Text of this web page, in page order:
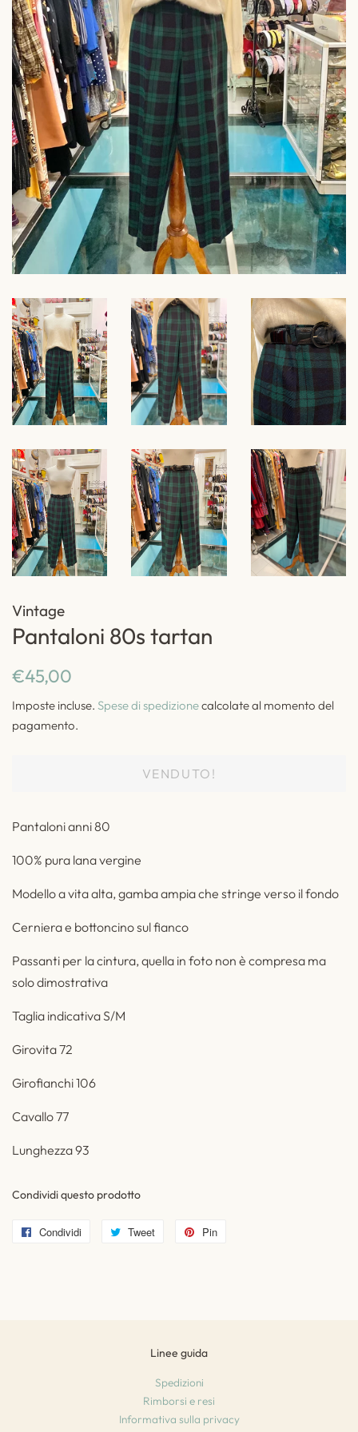
Vintage
Pantaloni 80s tartan
Prezzo
listino
€45,00
Imposte incluse. Spese di spedizionecalcolate al momento del
pagamento.
VENDUTO!
Pantaloni anni 80
100% pura lana vergine
Modello a vita alta, gamba ampia che stringe verso il fondo
Cerniera e bottoncino sul fianco
Passanti per la cintura, quella in foto non è compresa ma
solo dimostrativa
Taglia indicativa S/M
Girovita 72
Girofianchi 106
Cavallo 77
Lunghezza 93
Condividi questo prodotto
Condividi
CondividiTweet
Twitta
Pin
Linee guida
Spedizioni
Rimborsi e resi
Informativa sulla privacy